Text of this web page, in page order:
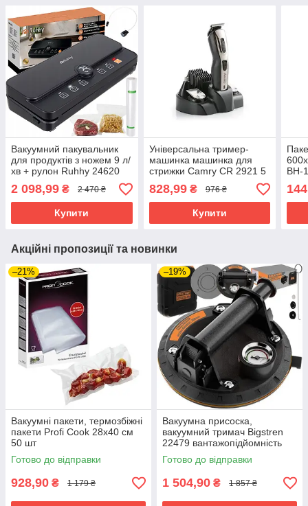
Вакуумний пакувальник
для продуктів з ножем 9 л/
хв + рулон Ruhhy 24620
110 Вт
2 098,99 ₴ 2 470 ₴
Купити
Універсальна тример-
машинка машинка для
стрижки Camry CR 2921 5
в 1 акумуляторна 48 Вт
828,99₴ 976 ₴
Купити
BH-
Акційні пропозиції та новинки
–21%
Вакуумні пакети, термозбіжні
пакети Profi Cook 28x40 см
50 шт
Готово до відправки
928,90 ₴ 1 179 ₴
–19%
Вакуумна присоска,
вакуумний тримач Bigstren
22479 вантажопідйомність
200 кг манометр
Готово до відправки
1 504,90 ₴ 1 857 ₴